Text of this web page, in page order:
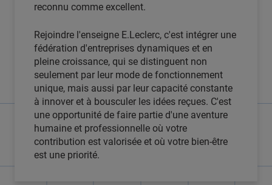
reconnu comme excellent.
Rejoindre l'enseigne E.Leclerc, c'est intégrer une
fédération d'entreprises dynamiques et en
pleine croissance, qui se distinguent non
seulement par leur mode de fonctionnement
unique, mais aussi par leur capacité constante
à innover et à bousculer les idées reçues. C'est
une opportunité de faire partie d'une aventure
humaine et professionnelle où votre
contribution est valorisée et où votre bien-être
est une priorité.